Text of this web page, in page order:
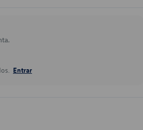
Entrar